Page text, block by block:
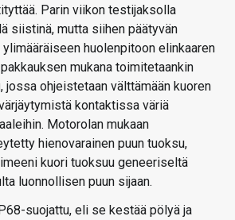
Parin viikon testijaksolla
siistinä, mutta siihen päätyvän
ylimääräiseen huolenpitoon elinkaaren
mukana toimitetaankin
jossa ohjeistetaan välttämään kuoren
kontaktissa väriä
Motorolan mukaan
hienovarainen puun tuoksu,
kuori tuoksuu geneeriseltä
luonnollisen puun sijaan.
suojattu, eli se kestää pölyä ja